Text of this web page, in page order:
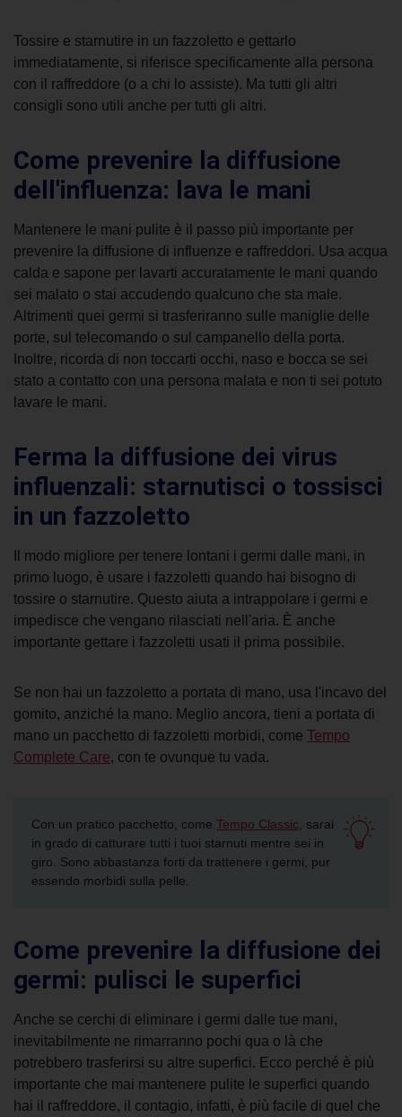
Tossire e starnutire in un fazzoletto e gettarlo
immediatamente, si riferisce specificamente alla persona
con il raffreddore (o a chi lo assiste). Ma tutti gli altri
consigli sono utili anche per tutti gli altri.
Come prevenire la diffusione
dell'influenza: lava le mani
Mantenere le mani pulite è il passo più importante per
prevenire la diffusione di influenze e raffreddori. Usa acqua
calda e sapone per lavarti accuratamente le mani quando
sei malato o stai accudendo qualcuno che sta male.
Altrimenti quei germi si trasferiranno sulle maniglie delle
porte, sul telecomando o sul campanello della porta.
Inoltre, ricorda di non toccarti occhi, naso e bocca se sei
stato a contatto con una persona malata e non ti sei potuto
lavare le mani.
Ferma la diffusione dei virus
influenzali: starnutisci o tossisci
in un fazzoletto
Il modo migliore per tenere lontani i germi dalle mani, in
primo luogo, è usare i fazzoletti quando hai bisogno di
tossire o starnutire. Questo aiuta a intrappolare i germi e
impedisce che vengano rilasciati nell'aria. È anche
importante gettare i fazzoletti usati il ​​prima possibile.
Se non hai un fazzoletto a portata di mano, usa l'incavo del
gomito, anziché la mano. Meglio ancora, tieni a portata di
mano un pacchetto di fazzoletti morbidi, come Tempo
Complete Care, con te ovunque tu vada.
Con un pratico pacchetto, come Tempo Classic, sarai
in grado di catturare tutti i tuoi starnuti mentre sei in
giro. Sono abbastanza forti da trattenere i germi, pur
essendo morbidi sulla pelle.
Come prevenire la diffusione dei
germi: pulisci le superfici
Anche se cerchi di eliminare i germi dalle tue mani,
inevitabilmente ne rimarranno pochi qua o là che
potrebbero trasferirsi su altre superfici. Ecco perché è più
importante che mai mantenere pulite le superfici quando
hai il raffreddore, il contagio, infatti, è più facile di quel che